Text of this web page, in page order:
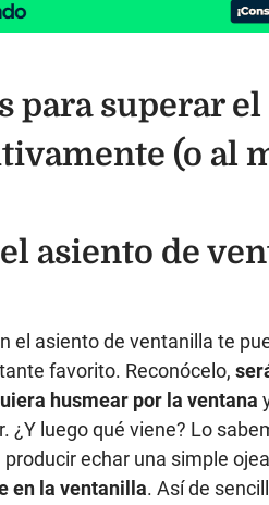
para superar
(o al
asiento de
el asiento de ventanilla te
favorito. Reconócelo,
husmear por la ventana
¿Y luego qué viene? Lo
producir echar una simple
en la ventanilla. Así de